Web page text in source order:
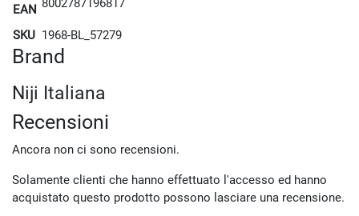
EAN 8002787196817
SKU 1968-BL_57279
Brand
Niji Italiana
Recensioni
Ancora non ci sono recensioni.
Solamente clienti che hanno effettuato l'accesso ed hanno
acquistato questo prodotto possono lasciare una recensione.